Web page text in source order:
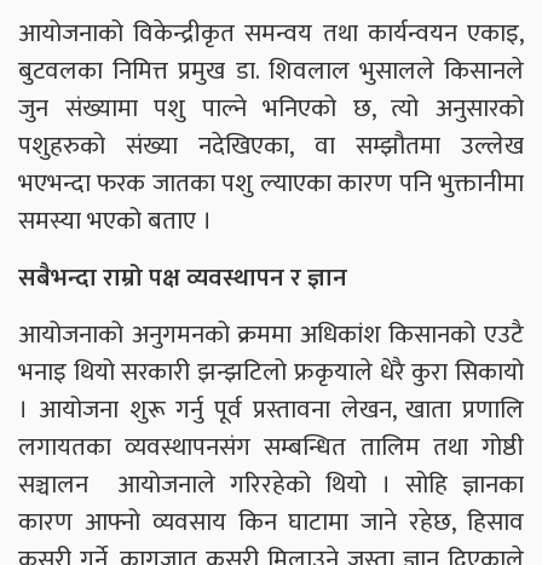
आयोजनाको विकेन्द्रीकृत समन्वय तथा कार्यन्वयन एकाइ,
बुटवलका निमित्त प्रमुख डा. शिवलाल भुसालले किसानले
जुन संख्यामा पशु पाल्ने भनिएको छ, त्यो अनुसारको
पशुहरुको संख्या नदेखिएका, वा सम्झौतमा उल्लेख
भएभन्दा फरक जातका पशु ल्याएका कारण पनि भुक्तानीमा
समस्या भएको बताए ।
सबैभन्दा राम्रो पक्ष व्यवस्थापन र ज्ञान
आयोजनाको अनुगमनको क्रममा अधिकांश किसानको एउटै
भनाइ थियो सरकारी झन्झटिलो फ्रकृयाले धेरै कुरा सिकायो
। आयोजना शुरू गर्नु पूर्व प्रस्तावना लेखन, खाता प्रणालि
लगायतका व्यवस्थापनसंग सम्बन्धित तालिम तथा गोष्ठी
सञ्चालन आयोजनाले गरिरहेको थियो । सोहि ज्ञानका
कारण आफ्नो व्यवसाय किन घाटामा जाने रहेछ, हिसाव